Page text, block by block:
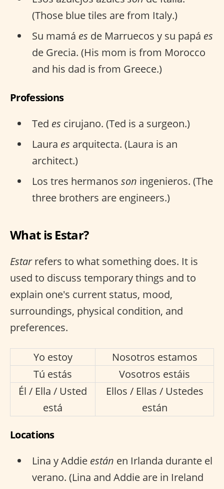
(Those blue tiles are from Italy.)
Su mamá es de Marruecos y su papá es
de Grecia. (His mom is from Morocco
and his dad is from Greece.)
Professions
Ted es cirujano. (Ted is a surgeon.)
Laura es arquitecta. (Laura is an
architect.)
Los tres hermanos son ingenieros. (The
three brothers are engineers.)
What is Estar?
Estarrefers to what something does. It is
used to discuss temporary things and to
explain one's current status, mood,
surroundings, physical condition, and
preferences.
Yo estoy
Nosotros estamos
Tú estás
Vosotros estáis
Él / Ella / Usted
está
Ellos / Ellas / Ustedes
están
Locations
Lina y Addie están en Irlanda durante el
verano. (Lina and Addie are in Ireland